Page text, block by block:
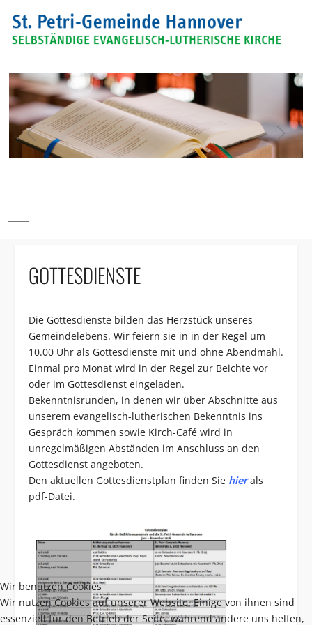
Mobile Menu Toggle
GOTTESDIENSTE
Die Gottesdienste bilden das Herzstück unseres
Gemeindelebens. Wir feiern sie in in der Regel um
10.00 Uhr als Gottesdienste mit und ohne Abendmahl.
Einmal pro Monat wird in der Regel zur Beichte vor
oder im Gottesdienst eingeladen.
Bekenntnisrunden, in denen wir über Abschnitte aus
unserem evangelisch-lutherischen Bekenntnis ins
Gespräch kommen sowie Kirch-Café wird in
unregelmäßigen Abständen im Anschluss an den
Gottesdienst angeboten.
Den aktuellen Gottesdienstplan finden Sie hier als
pdf-Datei.
Wir benutzen Cookies
Wir nutzen Cookies auf unserer Website. Einige von ihnen sind
essenziell für den Betrieb der Seite, während andere uns helfen,